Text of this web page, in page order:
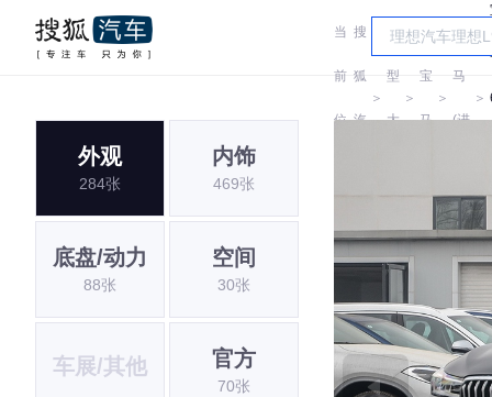
当
前
位
搜
狐
汽
＞
车
型
大
＞
宝
马
＞
宝
马
(进
＞
外观
284张
内饰
469张
底盘/动力
88张
空间
30张
车展/其他 官方
70张